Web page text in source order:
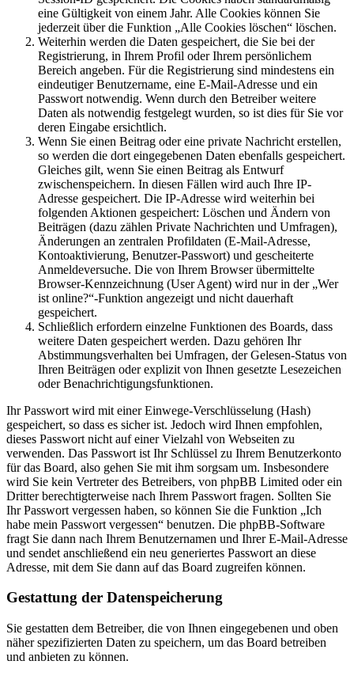
eine Gültigkeit von einem Jahr. Alle Cookies können Sie
jederzeit über die Funktion „Alle Cookies löschen“ löschen.
Weiterhin werden die Daten gespeichert, die Sie bei der
Registrierung, in Ihrem Profil oder Ihrem persönlichem
Bereich angeben. Für die Registrierung sind mindestens ein
eindeutiger Benutzername, eine E-Mail-Adresse und ein
Passwort notwendig. Wenn durch den Betreiber weitere
Daten als notwendig festgelegt wurden, so ist dies für Sie vor
deren Eingabe ersichtlich.
Wenn Sie einen Beitrag oder eine private Nachricht erstellen,
so werden die dort eingegebenen Daten ebenfalls gespeichert.
Gleiches gilt, wenn Sie einen Beitrag als Entwurf
zwischenspeichern. In diesen Fällen wird auch Ihre IP-
Adresse gespeichert. Die IP-Adresse wird weiterhin bei
folgenden Aktionen gespeichert: Löschen und Ändern von
Beiträgen (dazu zählen Private Nachrichten und Umfragen),
Änderungen an zentralen Profildaten (E-Mail-Adresse,
Kontoaktivierung, Benutzer-Passwort) und gescheiterte
Anmeldeversuche. Die von Ihrem Browser übermittelte
Browser-Kennzeichnung (User Agent) wird nur in der „Wer
ist online?“-Funktion angezeigt und nicht dauerhaft
gespeichert.
Schließlich erfordern einzelne Funktionen des Boards, dass
weitere Daten gespeichert werden. Dazu gehören Ihr
Abstimmungsverhalten bei Umfragen, der Gelesen-Status von
Ihren Beiträgen oder explizit von Ihnen gesetzte Lesezeichen
oder Benachrichtigungsfunktionen.
Ihr Passwort wird mit einer Einwege-Verschlüsselung (Hash)
gespeichert, so dass es sicher ist. Jedoch wird Ihnen empfohlen,
dieses Passwort nicht auf einer Vielzahl von Webseiten zu
verwenden. Das Passwort ist Ihr Schlüssel zu Ihrem Benutzerkonto
für das Board, also gehen Sie mit ihm sorgsam um. Insbesondere
wird Sie kein Vertreter des Betreibers, von phpBB Limited oder ein
Dritter berechtigterweise nach Ihrem Passwort fragen. Sollten Sie
Ihr Passwort vergessen haben, so können Sie die Funktion „Ich
habe mein Passwort vergessen“ benutzen. Die phpBB-Software
fragt Sie dann nach Ihrem Benutzernamen und Ihrer E-Mail-Adresse
und sendet anschließend ein neu generiertes Passwort an diese
Adresse, mit dem Sie dann auf das Board zugreifen können.
Gestattung der Datenspeicherung
Sie gestatten dem Betreiber, die von Ihnen eingegebenen und oben
näher spezifizierten Daten zu speichern, um das Board betreiben
und anbieten zu können.